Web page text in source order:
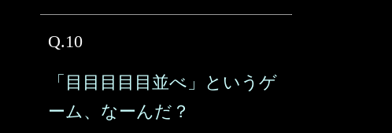
Q.10
「目目目目目並べ」というゲ
ーム、なーんだ？